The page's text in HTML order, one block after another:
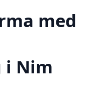
med
i Nim